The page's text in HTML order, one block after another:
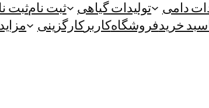
دامی تولیدات گیاهی ثبت نامثبت
سبد خریدفروشگاهکاربرکارگزینی